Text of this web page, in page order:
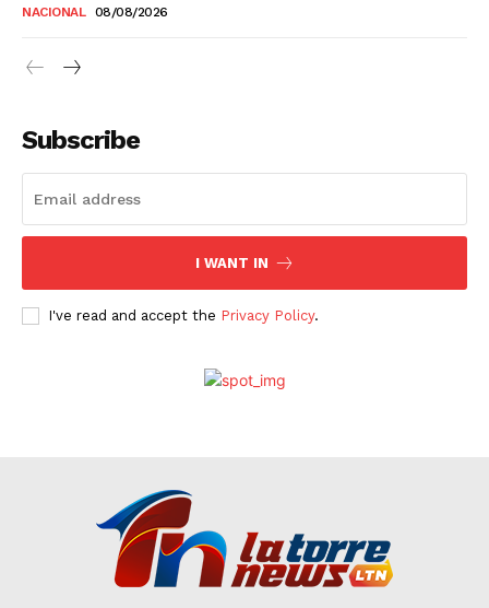
NACIONAL 08/08/2026
Subscribe
I WANT IN
I've read and accept the Privacy Policy.